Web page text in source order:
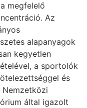
megfelelő
Az
alapanyagok
kegyetlen
a sportolók
és
által igazolt